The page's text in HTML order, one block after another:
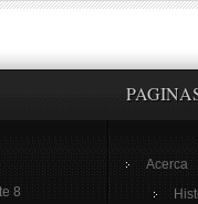
8
Acerca